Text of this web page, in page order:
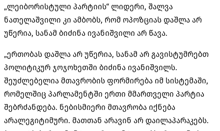
„ლეიბორისტული პარტიის“ ლიდერი, შალვა
ნათელაშვილი კი ამბობს, რომ ოპოზციას დაშლა არ
უწერია, სანამ ბიძინა ივანიშვილი არ წავა.
„ერთობას დაშლა არ უწერია, სანამ არ გავისტუმრებთ
პოლიტიკურ ჯოჯოხეთში ბიძინა ივანიშვილს.
შეუძლებელია მთავრობის ფორმირება იმ სისტემაში,
რომელშიც პარლამენტში ერთი მმართველი პარტია
შებრძანდება. ნებისმიერი მთავრობა იქნება
არალეგიტიმური. მათთან არავინ არ დაილაპარაკებს.